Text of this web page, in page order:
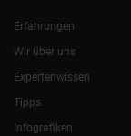
Erfahrungen
Wir über uns
Expertenwissen
Tipps
Infografiken